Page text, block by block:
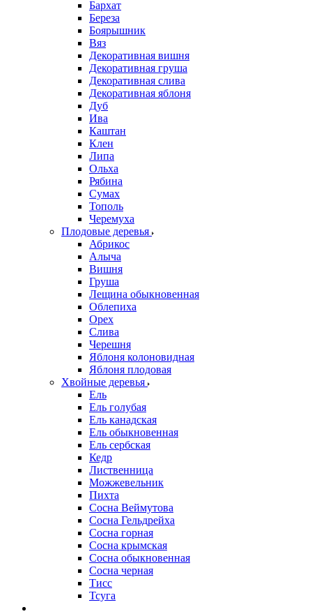
Бархат
Береза
Боярышник
Вяз
Декоративная вишня
Декоративная груша
Декоративная слива
Декоративная яблоня
Дуб
Ива
Каштан
Клен
Липа
Ольха
Рябина
Сумах
Тополь
Черемуха
Плодовые деревья
Абрикос
Алыча
Вишня
Груша
Лещина обыкновенная
Облепиха
Орех
Слива
Черешня
Яблоня колоновидная
Яблоня плодовая
Хвойные деревья
Ель
Ель голубая
Ель канадская
Ель обыкновенная
Ель сербская
Кедр
Лиственница
Можжевельник
Пихта
Сосна Веймутова
Сосна Гельдрейха
Сосна горная
Сосна крымская
Сосна обыкновенная
Сосна черная
Тисс
Тсуга